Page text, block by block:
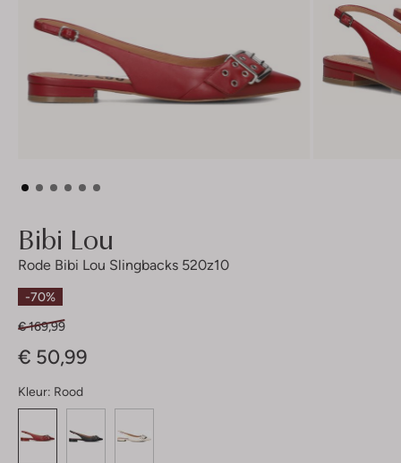
Bibi Lou
Rode Bibi Lou Slingbacks 520z10
-70%
€ 169,99
€ 50,99
Kleur: Rood